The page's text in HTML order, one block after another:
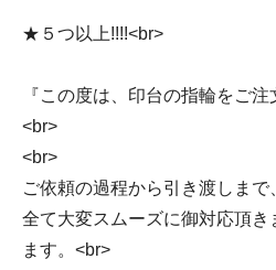
★５つ以上!!!!<br>
『この度は、印台の指輪をご注
<br>
<br>
ご依頼の過程から引き渡しまで
全て大変スムーズに御対応頂き
ます。<br>